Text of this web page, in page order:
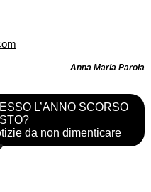
Anna Maria Parola
L’ANNO SCORSO
da non dimenticare